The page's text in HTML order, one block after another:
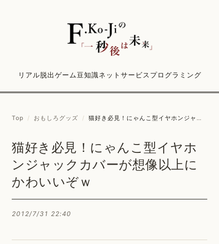
リアル脱出ゲーム豆知識ネットサービス プログラミング
Top / おもしろグッズ / 猫好き必見！にゃんこ型イヤホンジャックカバーが想像以上にかわいいぞｗ
猫好き必見！にゃんこ型イヤホ
ンジャックカバーが想像以上に
かわいいぞｗ
2012/7/31 22:40